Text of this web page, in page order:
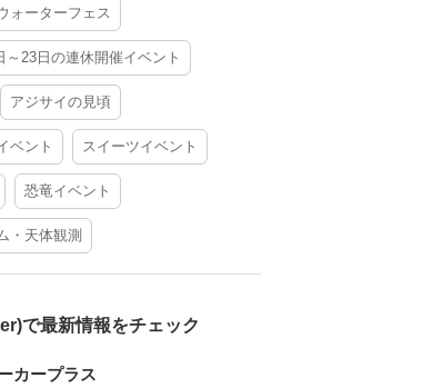
ォーターフェス
～23日の連休開催イベント
アジサイの見頃
ベント スイーツイベント
恐竜イベント
・天体観測
で最新情報をチェック
カープラス